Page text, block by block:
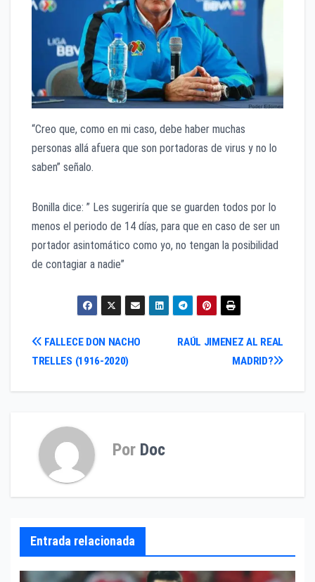
“Creo que, como en mi caso, debe haber muchas
personas allá afuera que son portadoras de virus y no lo
saben” señalo.
Bonilla dice: ” Les sugeriría que se guarden todos por lo
menos el periodo de 14 días, para que en caso de ser un
portador asintomático como yo, no tengan la posibilidad
de contagiar a nadie”
Navegación
RAÚL JIMENEZ AL REAL
MADRID?
FALLECE DON NACHO
TRELLES (1916-2020)
Por Doc
Entrada relacionada